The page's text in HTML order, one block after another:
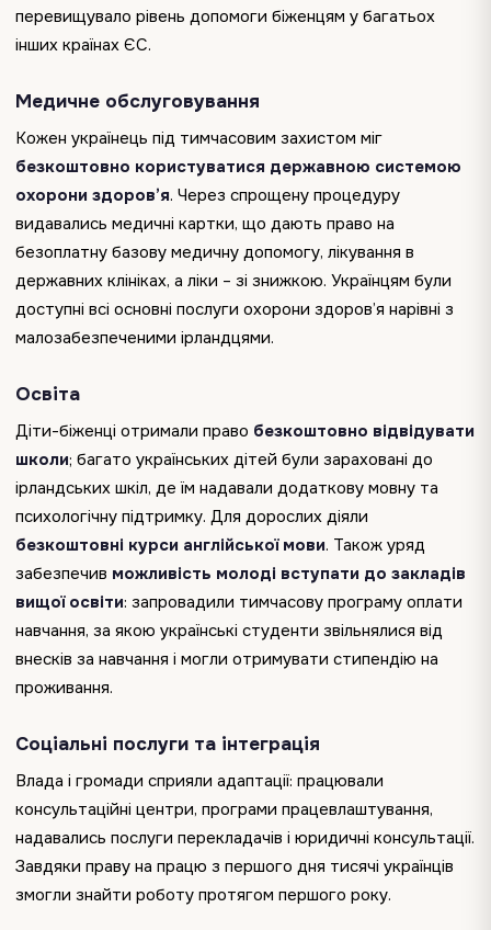
перевищувало рівень допомоги біженцям у багатьох
інших країнах ЄС.
Медичне обслуговування
Кожен українець під тимчасовим захистом міг
безкоштовно користуватися державною системою
охорони здоров’я. Через спрощену процедуру
видавались медичні картки, що дають право на
безоплатну базову медичну допомогу, лікування в
державних клініках, а ліки – зі знижкою. Українцям були
доступні всі основні послуги охорони здоров’я нарівні з
малозабезпеченими ірландцями.
Освіта
Діти-біженці отримали право безкоштовно відвідувати
школи; багато українських дітей були зараховані до
ірландських шкіл, де їм надавали додаткову мовну та
психологічну підтримку. Для дорослих діяли
безкоштовні курси англійської мови. Також уряд
забезпечив можливість молоді вступати до закладів
вищої освіти: запровадили тимчасову програму оплати
навчання, за якою українські студенти звільнялися від
внесків за навчання і могли отримувати стипендію на
проживання.
Соціальні послуги та інтеграція
Влада і громади сприяли адаптації: працювали
консультаційні центри, програми працевлаштування,
надавались послуги перекладачів і юридичні консультації.
Завдяки праву на працю з першого дня тисячі українців
змогли знайти роботу протягом першого року.